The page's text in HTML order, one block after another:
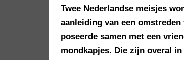
Twee Nederlandse meisjes
aanleiding van een
poseerde samen met een
mondkapjes. Die zijn overal